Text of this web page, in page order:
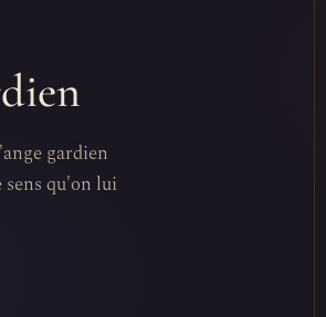
gardien
qu'on lui